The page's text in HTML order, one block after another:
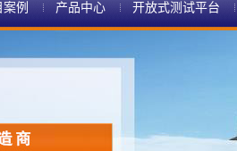
例 产品中心 开放式测试平台